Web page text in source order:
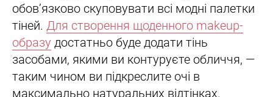
обовʼязково скуповувати всі модні палетки
тіней. Для створення щоденного makeup-
образу достатньо буде додати тінь
засобами, якими ви контуруєте обличчя, —
таким чином ви підкреслите очі в
максимально натуральних відтінках.